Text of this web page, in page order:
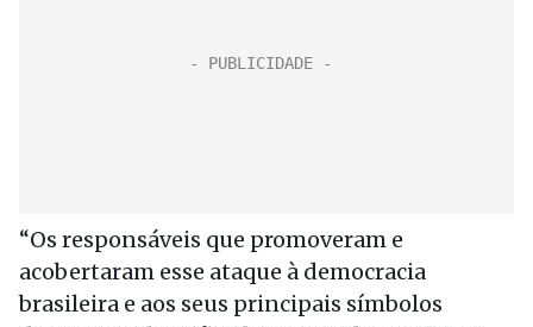
“Os responsáveis que promoveram e
acobertaram esse ataque à democracia
brasileira e aos seus principais símbolos